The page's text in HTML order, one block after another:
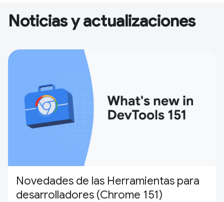
Noticias y actualizaciones
Novedades de las Herramientas para
desarrolladores (Chrome 151)